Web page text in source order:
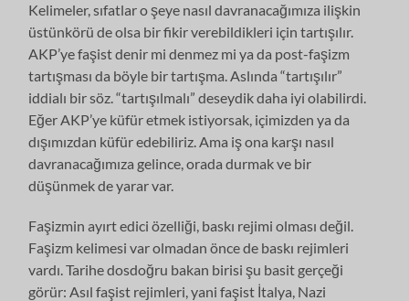
Kelimeler, sıfatlar o şeye nasıl davranacağımıza ilişkin
üstünkörü de olsa bir fikir verebildikleri için tartışılır.
AKP’ye faşist denir mi denmez mi ya da post-faşizm
tartışması da böyle bir tartışma. Aslında “tartışılır”
iddialı bir söz. “tartışılmalı” deseydik daha iyi olabilirdi.
Eğer AKP’ye küfür etmek istiyorsak, içimizden ya da
dışımızdan küfür edebiliriz. Ama iş ona karşı nasıl
davranacağımıza gelince, orada durmak ve bir
düşünmek de yarar var.
Faşizmin ayırt edici özelliği, baskı rejimi olması değil.
Faşizm kelimesi var olmadan önce de baskı rejimleri
vardı. Tarihe dosdoğru bakan birisi şu basit gerçeği
görür: Asıl faşist rejimleri, yani faşist İtalya, Nazi